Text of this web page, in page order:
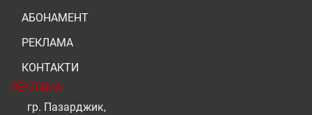
АБОНАМЕНТ
РЕКЛАМА
КОНТАКТИ
РЕКЛАМА
гр. Пазарджик,